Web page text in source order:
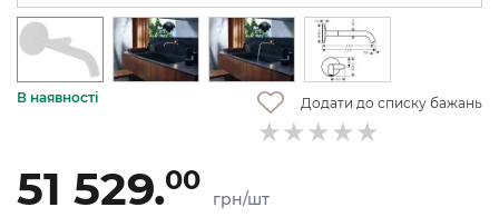
В наявності Додати до списку бажань
51 529.00
грн/шт